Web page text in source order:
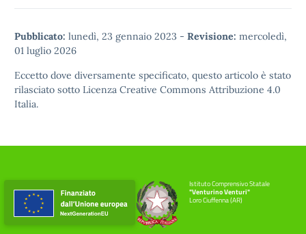
Pubblicato: lunedì, 23 gennaio 2023 - Revisione: mercoledì,
01 luglio 2026
Eccetto dove diversamente specificato, questo articolo è stato
rilasciato sotto Licenza Creative Commons Attribuzione 4.0
Italia.
Istituto Comprensivo Statale
"Venturino Venturi"
Loro Ciuffenna (AR)